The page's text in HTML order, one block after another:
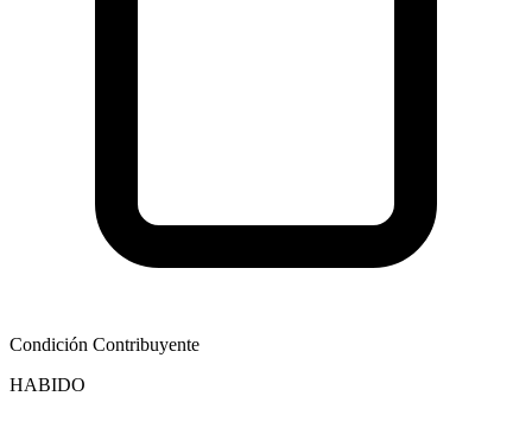
Condición Contribuyente
HABIDO